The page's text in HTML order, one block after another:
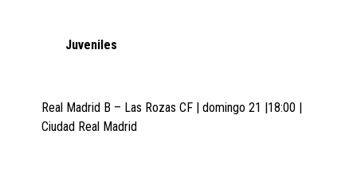
Juveniles
Real Madrid B – Las Rozas CF | domingo 21 |18:00 |
Ciudad Real Madrid